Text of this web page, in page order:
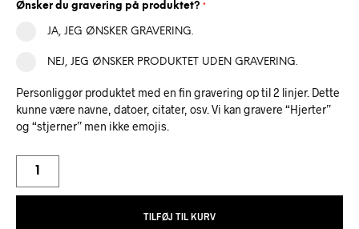
Ønsker du gravering på produktet? *
JA, JEG ØNSKER GRAVERING.
NEJ, JEG ØNSKER PRODUKTET UDEN GRAVERING.
Personliggør produktet med en fin gravering op til 2 linjer. Dette
kunne være navne, datoer, citater, osv. Vi kan gravere “Hjerter”
og “stjerner” men ikke emojis.
TILFØJ TIL KURV